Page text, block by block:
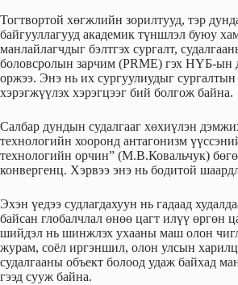
Тогтвортой хөгжлийн зорилтууд, тэр
байгууллагууд академик түншлэл буюу
манлайлагчдыг бэлтгэх сургалт,
боловсролын зарчим (PRME) гэх НҮБ-ын
оржээ. Энэ нь их сургуулиудыг
хэрэгжүүлэх хэрэгцээг бий болгож байна.
Салбар дундын судалгааг хөхиүлэн
технологийн хооронд антагонизм
технологийн орчин” (М.В.Ковальчук)
конвергенц. Хэрвээ энэ нь бодитой
Эхэн үедээ судлагдахуун нь гадаад
байсан глобалчлал өнөө цагт илүү өргөн
шийдэл нь шинжлэх ухааны маш олон
журам, соёл иргэншил, олон улсын
судалгааны объект болоод удаж байхад
гээд сууж байна.